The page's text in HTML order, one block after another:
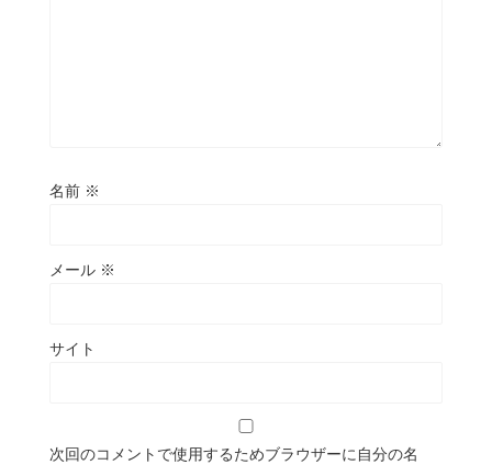
名前 ※
メール ※
サイト
次回のコメントで使用するためブラウザーに自分の名